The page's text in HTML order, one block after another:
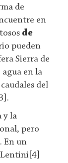
de
en
de
pueden
Sierra de
en la
del
y la
pero
En un